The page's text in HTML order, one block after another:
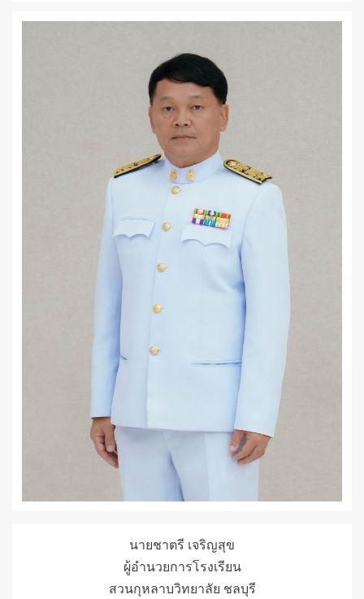
นายชาตรี เจริญสุข
ผู้อำนวยการโรงเรียน
สวนกุหลาบวิทยาลัย ชลบุรี